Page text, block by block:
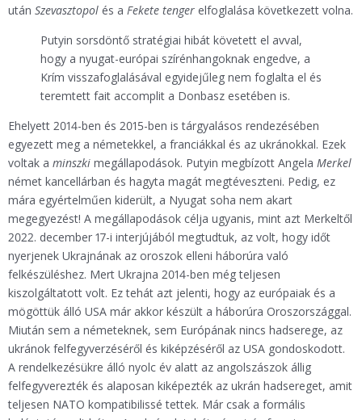
után Szevasztopol és a Fekete tenger elfoglalása következett volna.
Putyin sorsdöntő stratégiai hibát követett el avval,
hogy a nyugat-európai szírénhangoknak engedve, a
Krím visszafoglalásával egyidejűleg nem foglalta el és
teremtett fait accomplit a Donbasz esetében is.
Ehelyett 2014-ben és 2015-ben is tárgyalásos rendezésében
egyezett meg a németekkel, a franciákkal és az ukránokkal. Ezek
voltak a minszki megállapodások. Putyin megbízott Angela Merkel
német kancellárban és hagyta magát megtéveszteni. Pedig, ez
mára egyértelműen kiderült, a Nyugat soha nem akart
megegyezést! A megállapodások célja ugyanis, mint azt Merkeltől
2022. december 17-i interjújából megtudtuk, az volt, hogy időt
nyerjenek Ukrajnának az oroszok elleni háborúra való
felkészüléshez. Mert Ukrajna 2014-ben még teljesen
kiszolgáltatott volt. Ez tehát azt jelenti, hogy az európaiak és a
mögöttük álló USA már akkor készült a háborúra Oroszországgal.
Miután sem a németeknek, sem Európának nincs hadserege, az
ukránok felfegyverzéséről és kiképzéséről az USA gondoskodott.
A rendelkezésükre álló nyolc év alatt az angolszászok állig
felfegyverezték és alaposan kiképezték az ukrán hadsereget, amit
teljesen NATO kompatibilissé tettek. Már csak a formális